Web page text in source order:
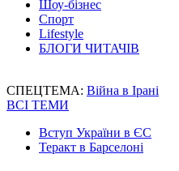
Шоу-бізнес
Спорт
Lifestyle
БЛОГИ ЧИТАЧІВ
СПЕЦТЕМА: Війна в Ірані
ВСІ ТЕМИ
Вступ України в ЄС
Теракт в Барселоні